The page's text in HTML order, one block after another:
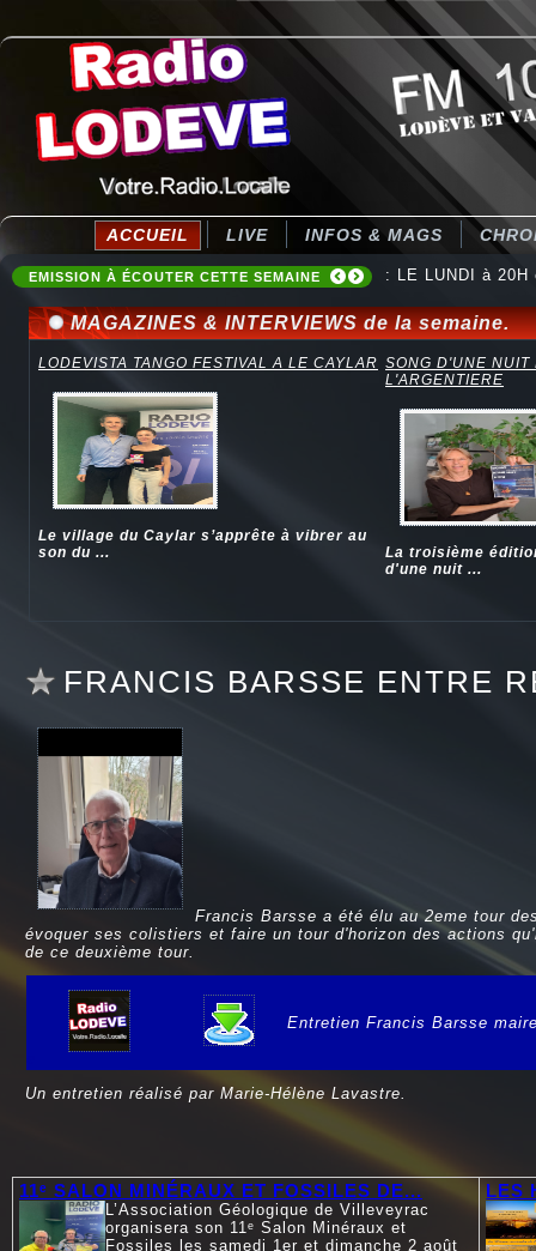
ACCUEIL LIVE INFOS & MAGS
EMISSION À ÉCOUTER CETTE SEMAINE : LE LUNDI à
MAGAZINES & INTERVIEWS de la semaine.
LODEVISTA TANGO FESTIVAL A LE CAYLAR
Le village du Caylar s’apprête à vibrer au
son du ...
SONG D'UNE NUIT
L'ARGENTIERE
La troisième
d'une nuit ...
FRANCIS BARSSE ENTRE
Francis Barsse a été élu au 2eme tour
évoquer ses colistiers et faire un tour d'horizon des actions
de ce deuxième tour.
Entretien Francis Barsse
Un entretien réalisé par Marie-Hélène Lavastre.
11ᵉ SALON MINÉRAUX ET FOSSILES DE...
L’Association Géologique de Villeveyrac
organisera son 11ᵉ Salon Minéraux et
Fossiles les samedi 1er et dimanche 2 août
LES